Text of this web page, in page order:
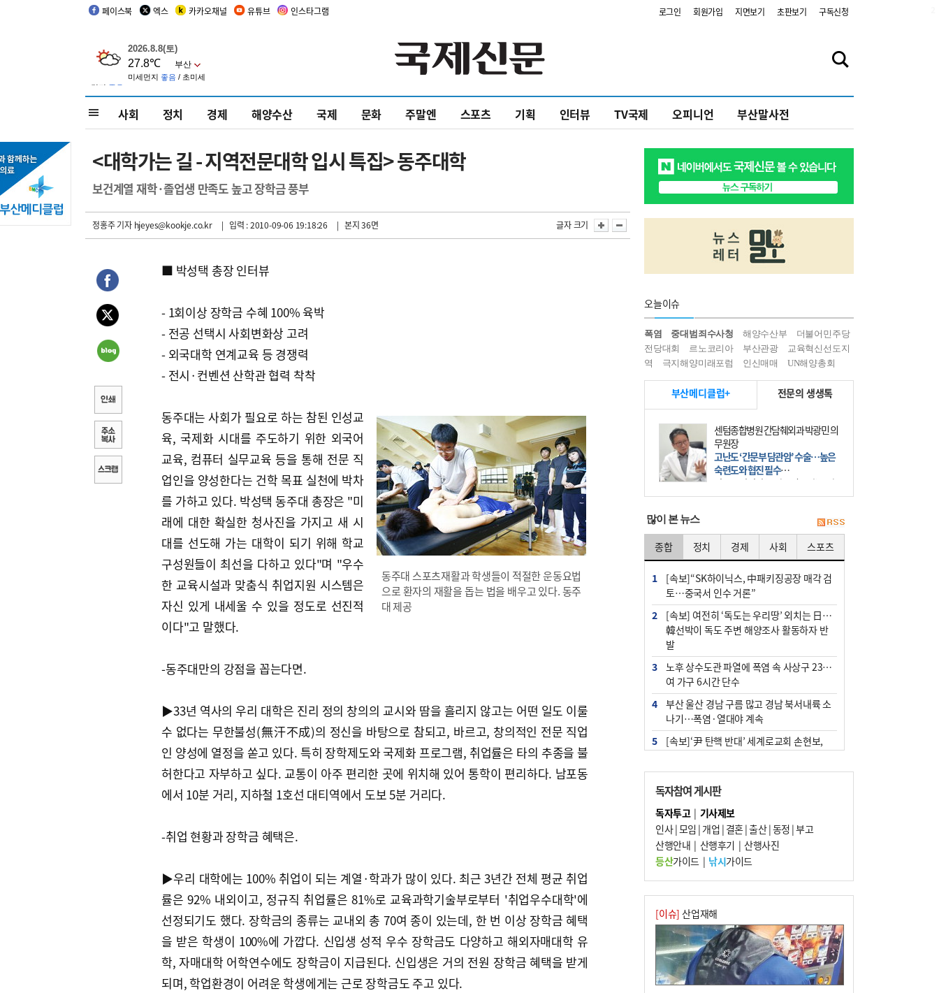
페이스북 엑스 카카오채널 유튜브 인스타그램 로그인 회원가입 지면보기 초판보기 구독신청
사회 정치 경제 해양수산 국제 문화 주말엔 스포츠 기획 인터뷰 TV국제 오피니언 부산말사전
<대학가는 길 - 지역전문대학 입시 특집> 동주대학
보건계열 재학·졸업생 만족도 높고 장학금 풍부
정홍주 기자hjeyes@kookje.co.kr | 입력 : 2010-09-06 19:18:26 | 본지 36면 글자 크기
■ 박성택 총장 인터뷰
- 1회이상 장학금 수혜 100% 육박
- 전공 선택시 사회변화상 고려
- 외국대학 연계교육 등 경쟁력
- 전시·컨벤션 산학관 협력 착착
동주대 스포츠재활과 학생들이 적절한 운동요법
으로 환자의 재활을 돕는 법을 배우고 있다. 동주
대 제공
동주대는 사회가 필요로 하는 참된 인성교
육, 국제화 시대를 주도하기 위한 외국어
교육, 컴퓨터 실무교육 등을 통해 전문 직
업인을 양성한다는 건학 목표 실천에 박차
를 가하고 있다. 박성택 동주대 총장은 "미
래에 대한 확실한 청사진을 가지고 새 시
대를 선도해 가는 대학이 되기 위해 학교
구성원들이 최선을 다하고 있다"며 "우수
한 교육시설과 맞춤식 취업지원 시스템은
자신 있게 내세울 수 있을 정도로 선진적
이다"고 말했다.
-동주대만의 강점을 꼽는다면.
▶33년 역사의 우리 대학은 진리 정의 창의의 교시와 땀을 흘리지 않고는 어떤 일도 이룰
수 없다는 무한불성(無汗不成)의 정신을 바탕으로 참되고, 바르고, 창의적인 전문 직업
인 양성에 열정을 쏟고 있다. 특히 장학제도와 국제화 프로그램, 취업률은 타의 추종을 불
허한다고 자부하고 싶다. 교통이 아주 편리한 곳에 위치해 있어 통학이 편리하다. 남포동
에서 10분 거리, 지하철 1호선 대티역에서 도보 5분 거리다.
-취업 현황과 장학금 혜택은.
▶우리 대학에는 100% 취업이 되는 계열·학과가 많이 있다. 최근 3년간 전체 평균 취업
률은 92% 내외이고, 정규직 취업률은 81%로 교육과학기술부로부터 '취업우수대학'에
선정되기도 했다. 장학금의 종류는 교내외 총 70여 종이 있는데, 한 번 이상 장학금 혜택
을 받은 학생이 100%에 가깝다. 신입생 성적 우수 장학금도 다양하고 해외자매대학 유
학, 자매대학 어학연수에도 장학금이 지급된다. 신입생은 거의 전원 장학금 혜택을 받게
되며, 학업환경이 어려운 학생에게는 근로 장학금도 주고 있다.
오늘이슈
폭염 중대범죄수사청 해양수산부
더불어민주당
전당대회
르노코리아 부산관광
교육혁신선도지
역
극지해양미래포럼 인신매매 UN해양총회
부산메디클럽+ 전문의 생생톡
센텀종합병원 간담췌외과 박광민 의
무원장
고난도 ‘간문부 담관암’ 수술…높은
숙련도와 협진 필수
간문부 담관암(클라츠킨 종양)은 좌
우 간에서 나오는, 담관(담즙 배출 경
部)’에 생기는 악성 종양이다. 간동맥
문맥 림프절 담
많이 본 뉴스
종합 정치 경제 사회 스포츠
1
[속보]“SK하이닉스, 中패키징공장 매각 검
토…중국서 인수 거론”
2
[속보] 여전히 ‘독도는 우리땅’ 외치는 日…
韓선박이 독도 주변 해양조사 활동하자 반
발
3
노후 상수도관 파열에 폭염 속 사상구 2300
여 가구 6시간 단수
4
부산 울산 경남 구름 많고 경남 북서내륙 소
나기…폭염·열대야 계속
5
[속보]‘尹 탄핵 반대’ 세계로교회 손현보,
군사기밀 유출자 색출 지시
7
부산 주유소 휘발유 평균가 ℓ당 1849원…
전주보다 3원 ↓
8
[속보] ‘심판 성접대’ 논란 축구협회 공식 사
과…“현재는 부적절 행위 없어”
10 서울 중랑구서 흉기 난동…60대 남성 2명
사망
독자참여 게시판
독자투고| 기사제보
인사|모임 | 개업 | 결혼|출산|동정 |부고
산행안내 | 산행후기 | 산행사진
등산가이드| 낚시가이드
[이슈] 산업재해